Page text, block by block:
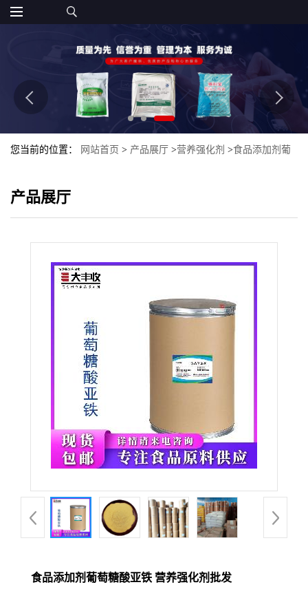
您当前的位置： 网站首页 > 产品展厅 >营养强化剂 >食品添加剂葡
产品展厅
食品添加剂葡萄糖酸亚铁 营养强化剂批发